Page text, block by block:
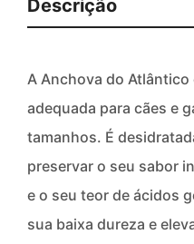
Descrição
A Anchova do
adequada para cães e
tamanhos. É
preservar o seu sabor
e o seu teor de ácidos
sua baixa dureza e